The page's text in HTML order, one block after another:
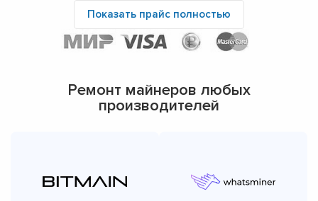
Показать прайс полностью
Ремонт майнеров любых
производителей